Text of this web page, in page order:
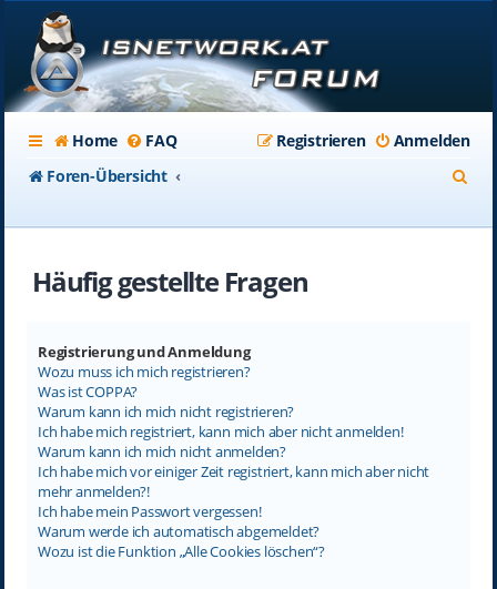
Home FAQ Anmelden
Registrieren
Foren-Übersicht
Häufig gestellte Fragen
Registrierung und Anmeldung
Wozu muss ich mich registrieren?
Was ist COPPA?
Warum kann ich mich nicht registrieren?
Ich habe mich registriert, kann mich aber nicht anmelden!
Warum kann ich mich nicht anmelden?
Ich habe mich vor einiger Zeit registriert, kann mich aber nicht
mehr anmelden?!
Ich habe mein Passwort vergessen!
Warum werde ich automatisch abgemeldet?
Wozu ist die Funktion „Alle Cookies löschen“?